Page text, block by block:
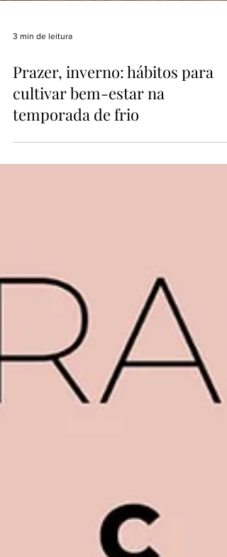
3 min de leitura
Prazer, inverno: hábitos para
cultivar bem-estar na
temporada de frio